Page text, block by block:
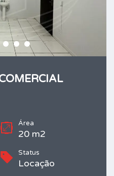
Área
20 m2
Status
Locação